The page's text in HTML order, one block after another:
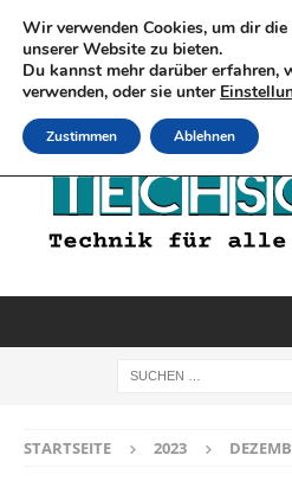
STARTSEITE 2023
Wir verwenden Cookies, um dir
unserer Website zu bieten.
Du kannst mehr darüber erfahren,
verwenden, oder sie unter
Zustimmen Ablehnen